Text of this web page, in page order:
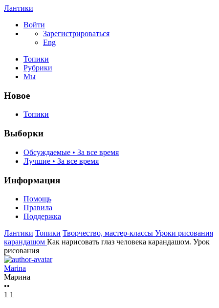
Лантики
Войти
Зарегистрироваться
Eng
Топики
Рубрики
Мы
Новое
Топики
Выборки
Обсуждаемые • За все время
Лучшие • За все время
Информация
Помощь
Правила
Поддержка
Лантики Топики Творчество, мастер-классы Уроки рисования
карандашом Как нарисовать глаз человека карандашом. Урок
рисования
Marina
Марина
••
1 1